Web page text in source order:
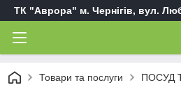
ТК "Аврора" м. Чернігів, вул.
Товари та послуги ПОСУД